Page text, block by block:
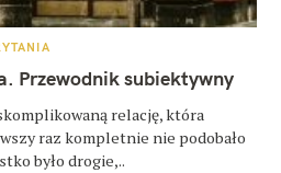
Przewodnik subiektywny
relację, która
raz kompletnie nie podobało
było drogie,..